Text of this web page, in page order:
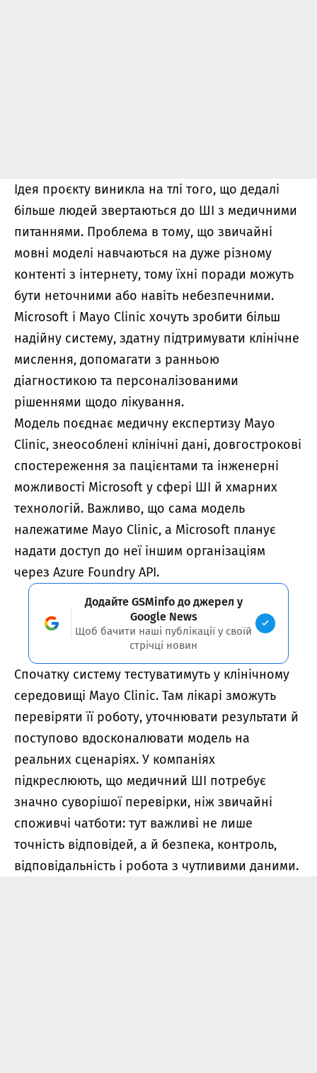
Ідея проєкту виникла на тлі того, що дедалі
більше людей звертаються до ШІ з медичними
питаннями. Проблема в тому, що звичайні
мовні моделі навчаються на дуже різному
контенті з інтернету, тому їхні поради можуть
бути неточними або навіть небезпечними.
Microsoft і Mayo Clinic хочуть зробити більш
надійну систему, здатну підтримувати клінічне
мислення, допомагати з ранньою
діагностикою та персоналізованими
рішеннями щодо лікування.
Модель поєднає медичну експертизу Mayo
Clinic, знеособлені клінічні дані, довгострокові
спостереження за пацієнтами та інженерні
можливості Microsoft у сфері ШІ й хмарних
технологій. Важливо, що сама модель
належатиме Mayo Clinic, а Microsoft планує
надати доступ до неї іншим організаціям
через Azure Foundry API.
Додайте GSMinfo до джерел у
Google News
Щоб бачити наші публікації у своїй
стрічці новин
Спочатку систему тестуватимуть у клінічному
середовищі Mayo Clinic. Там лікарі зможуть
перевіряти її роботу, уточнювати результати й
поступово вдосконалювати модель на
реальних сценаріях. У компаніях
підкреслюють, що медичний ШІ потребує
значно суворішої перевірки, ніж звичайні
споживчі чатботи: тут важливі не лише
точність відповідей, а й безпека, контроль,
відповідальність і робота з чутливими даними.